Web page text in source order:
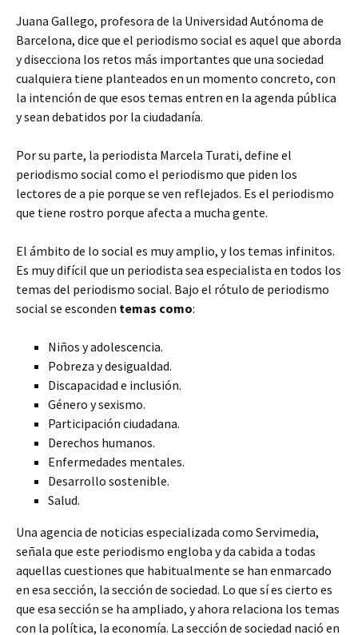
Juana Gallego, profesora de la Universidad Autónoma de
Barcelona, dice que el periodismo social es aquel que aborda
y disecciona los retos más importantes que una sociedad
cualquiera tiene planteados en un momento concreto, con
la intención de que esos temas entren en la agenda pública
y sean debatidos por la ciudadanía.
Por su parte, la periodista Marcela Turati, define el
periodismo social como el periodismo que piden los
lectores de a pie porque se ven reflejados. Es el periodismo
que tiene rostro porque afecta a mucha gente.
El ámbito de lo social es muy amplio, y los temas infinitos.
Es muy difícil que un periodista sea especialista en todos los
temas del periodismo social. Bajo el rótulo de periodismo
social se esconden temas como:
Niños y adolescencia.
Pobreza y desigualdad.
Discapacidad e inclusión.
Género y sexismo.
Participación ciudadana.
Derechos humanos.
Enfermedades mentales.
Desarrollo sostenible.
Salud.
Una agencia de noticias especializada como Servimedia,
señala que este periodismo engloba y da cabida a todas
aquellas cuestiones que habitualmente se han enmarcado
en esa sección, la sección de sociedad. Lo que sí es cierto es
que esa sección se ha ampliado, y ahora relaciona los temas
con la política, la economía. La sección de sociedad nació en